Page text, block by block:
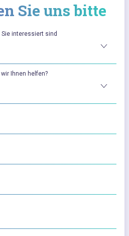
Sie uns bitte
interessiert sind
Ihnen helfen?